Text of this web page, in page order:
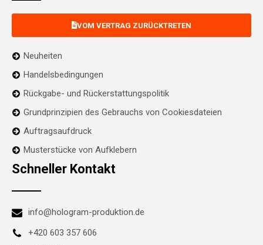
VOM VERTRAG ZURÜCKTRETEN
Neuheiten
Handelsbedingungen
Rückgabe- und Rückerstattungspolitik
Grundprinzipien des Gebrauchs von Cookiesdateien
Auftragsaufdruck
Musterstücke von Aufklebern
Schneller Kontakt
info@hologram-produktion.de
+420 603 357 606